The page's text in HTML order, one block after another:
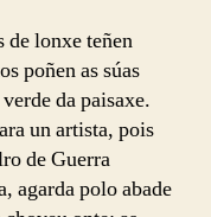
de lonxe teñen
poñen as súas
da paisaxe.
un artista, pois
de Guerra
agarda polo abade